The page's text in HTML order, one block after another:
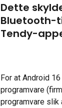
Dette
Bluetooth-
Tendy-
For at Android
programvare
programvare slik